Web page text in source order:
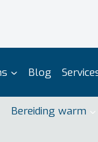
Blog
Bereiding warm